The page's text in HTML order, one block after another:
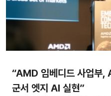
“AMD 임베디드 사업부,
군서 엣지 AI 실현”